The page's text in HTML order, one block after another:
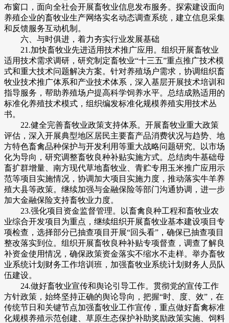
布窗口，面向全社会开展畜牧业信息发布服务。探索建设面向
养殖企业的畜牧业生产网络实名动态调查系统，建立信息采集
和反馈服务互动机制。
六、与时俱进，着力夯实行业发展基础
21.加快畜牧业先进适用技术推广应用。组织开展畜牧业
适用技术需求调研，研究制定畜牧业“十三五”重点推广技术模
式和重大技术问题解决方案。针对养殖场户需求，协调组织畜
牧业技术推广体系和产业技术体系，深入基层开展技术培训和
指导服务，帮助养殖场户提高科学饲养水平。总结成熟适用的
标准化养殖技术模式，组织编发标准化规模养殖实用技术丛
书。
22.健全完善畜牧业政策支持体系。开展畜牧业重大政策
评估，深入开展典型地区居民主要畜产品消费状况与趋势、地
方特色畜禽品种保护与开发利用等重大战略问题研究。以市场
化为导向，研究调整畜牧良种补贴实施方式。总结肉牛基础母
畜扩群增量、南方现代草地畜牧业、青贮专用玉米推广应用示
范等项目实施情况，协调加大项目实施力度，推动落实牛羊养
殖大县等政策。继续加强与金融保险等部门沟通协调，进一步
加大金融保险支持畜牧业力度。
23.强化项目资金监督管理。以畜禽良种工程和畜牧业农
业综合开发项目为重点，继续组织开展畜牧业基本建设项目专
项检查，选择部分已抽查项目开展“回头看”，确保已抽查项目
整改落实到位。组织开展畜牧良种补贴专项督查，调查了解良
补资金使用情况，确保政策资金落实不缩水不走样。举办畜牧
业系统计划财务工作培训班，加强畜牧业系统计划财务人员队
伍建设。
24.做好畜牧业宣传和舆论引导工作。贯彻党的宣传工作
方针政策，始终坚持正确的舆论导向，把握“时、度、效”，在
传统节日和关键节点加强畜牧业工作宣传，重点做好畜禽标准
化规模养殖示范创建、草原生态保护补助奖励政策实施、饲料